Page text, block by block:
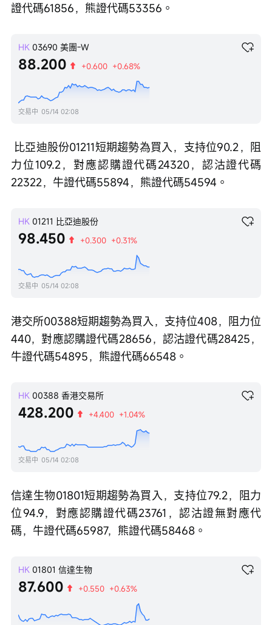
證代碼61856，熊證代碼53356。
HK 03690 美團-W
88.200 +0.600 +0.68%
交易中 05/14 02:08
力位109.2，對應認購證代碼24320，認沽證代碼
22322，牛證代碼55894，熊證代碼54594。
HK 01211 比亞迪股份
98.450 +0.300 +0.31%
交易中 05/14 02:08
港交所00388短期趨勢為買入，支持位408，阻力位
440，對應認購證代碼28656，認沽證代碼28425，
牛證代碼54895，熊證代碼66548。
HK 00388 香港交易所
428.200 +4.400 +1.04%
交易中 05/14 02:08
信達生物01801短期趨勢為買入，支持位79.2，阻力
位94.9，對應認購證代碼23761，認沽證無對應代
碼，牛證代碼65987，熊證代碼58468。
HK 01801 信達生物
87.600 +0.550 +0.63%